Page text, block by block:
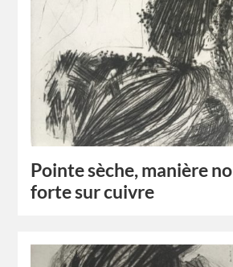
Pointe sèche, manière
forte sur cuivre